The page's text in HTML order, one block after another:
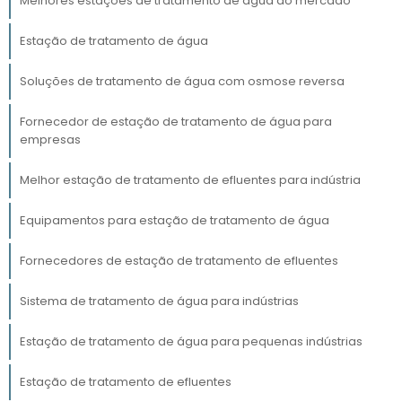
de tratamento de água de qualidade pode
longo prazo. A redução de doenças
relacionadas à água diminui os custos de
saúde pública, enquanto o fornecimento
desenvolvimento econômico e social.
Em suma, as estações de tratamento de água
pública, proteger o meio ambiente e
destacando sua importância crítica em
nossa sociedade.
COMO FUNCIONAM AS ESTAÇÕES
DE TRATAMENTO
Estação de tratamento de água
Soluções de tratamento de água com osmose reversa
Fornecedor de estação de tratamento de água para
empresas
Melhor estação de tratamento de efluentes para indústria
Equipamentos para estação de tratamento de água
Fornecedores de estação de tratamento de efluentes
Sistema de tratamento de água para indústrias
Estação de tratamento de água para pequenas indústrias
Estação de tratamento de efluentes